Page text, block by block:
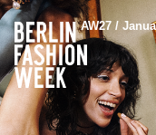
AW27 /